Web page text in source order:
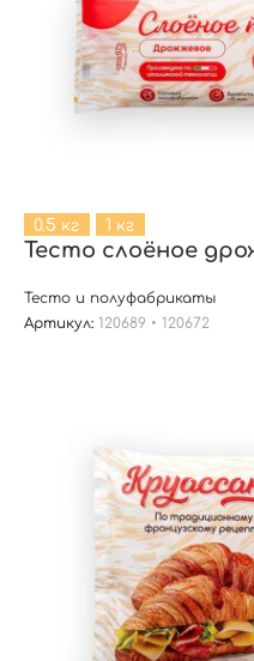
0.5 кг 1 кг
Тесто слоёное
Тесто и полуфабрикаты
Артикул: 120689 • 120672